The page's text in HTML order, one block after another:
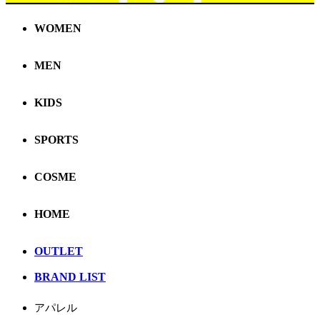
WOMEN
MEN
KIDS
SPORTS
COSME
HOME
OUTLET
BRAND LIST
アパレル